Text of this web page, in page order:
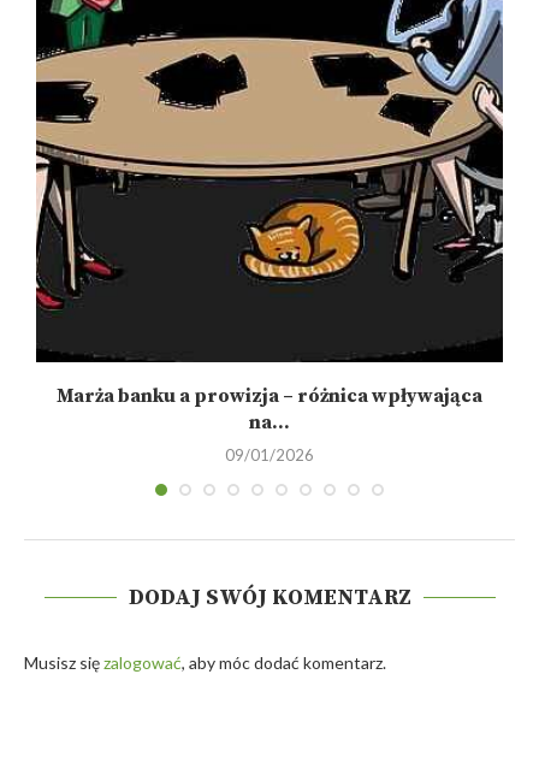
Marża banku a prowizja – różnica wpływająca
na...
09/01/2026
DODAJ SWÓJ KOMENTARZ
Musisz sięzalogować, aby móc dodać komentarz.